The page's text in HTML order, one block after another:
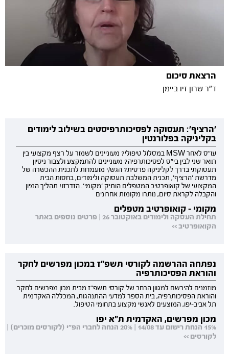
הרצאת סיכום
ד"ר שרון זיו ביימן
'הרציף': תעסוקה לפסיכותרפיסטים בשילוב לימודים
בקליניקה בפלורנטין
עו"ס לאחר MSW במסלול טיפולי? מעוניינים לשמור על רצף מקצועי בין
תואר שני לבין בי"ס לפסיכותרפיה? מעוניינים להתמקצע ולצבור ניסיון
תעסוקתי בדרך לקליניקה פרטית? הגש/י מועמדות לתכנית ההכשרה של
מדרשת 'הרציף', תכנית המשלבת תעסוקה ולימודים, בחסות הבית
המקצועי של קואופרטיב המטפלים הותיק 'מקומי'. הזדרזו! תהליך המיון
והקבלה לקראת סיום, נותרו מקומות אחרונים
מקומי - קואופרטיב מטפלים
תחילת העסקה ולימודים באוקטובר 26 | פרטים נוספים באתר
הקואופרטיב >>
נפתחה ההרשמה לקורסי תשפ"ז במכון מפרשים לחקר
והוראת הפסיכותרפיה
מוזמנים להירשם למגוון הרחב של קורסי תשפ"ז מבית מכון מפרשים לחקר
והוראת הפסיכותרפיה, בית הספר למדעי ההתנהגות, המכללה האקדמית
תל אביב-יפו, המוצעים לאנשי מקצוע בתחומי הטיפול.
מכון מפרשים, האקדמית ת"א יפו
15% הנחת רישום עד 14/08 | 20% הנחה לחברי הפ"י (לקורסים מוכרים) |
לקורסים >>